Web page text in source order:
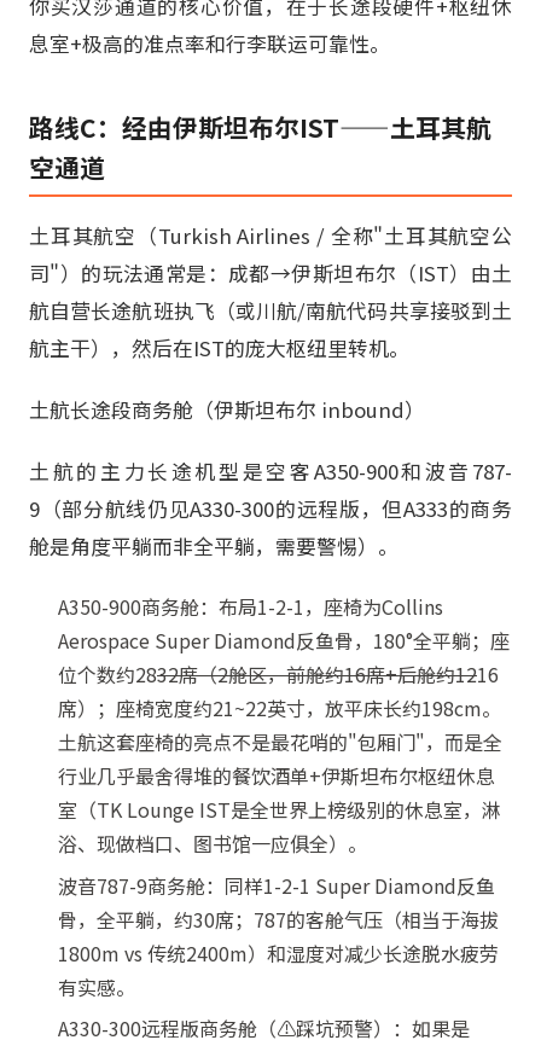
息室+极高的准点率和行李联运可靠性。
路线C：经由伊斯坦布尔IST——土耳其航
空通道
土耳其航空（Turkish Airlines / 全称"土耳其航空公
司"）的玩法通常是：成都→伊斯坦布尔（IST）由土
航自营长途航班执飞（或川航/南航代码共享接驳到土
航主干），然后在IST的庞大枢纽里转机。
土航长途段商务舱（伊斯坦布尔 inbound）
土航的主力长途机型是空客A350-900和波音787-
9（部分航线仍见A330-300的远程版，但A333的商务
舱是角度平躺而非全平躺，需要警惕）。
A350-900商务舱：布局1-2-1，座椅为Collins
Aerospace Super Diamond反鱼骨，180°全平躺；座
位个数约2832席（2舱区，前舱约16席+后舱约1216
席）；座椅宽度约21~22英寸，放平床长约198cm。
土航这套座椅的亮点不是最花哨的"包厢门"，而是全
行业几乎最舍得堆的餐饮酒单+伊斯坦布尔枢纽休息
室（TK Lounge IST是全世界上榜级别的休息室，淋
浴、现做档口、图书馆一应俱全）。
波音787-9商务舱：同样1-2-1 Super Diamond反鱼
骨，全平躺，约30席；787的客舱气压（相当于海拔
1800m vs 传统2400m）和湿度对减少长途脱水疲劳
有实感。
A330-300远程版商务舱（⚠️踩坑预警）：如果是